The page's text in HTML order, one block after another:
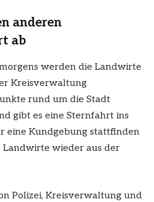
anderen
ab
werden die Landwirte
Kreisverwaltung
rund um die Stadt
gibt es eine Sternfahrt ins
eine Kundgebung stattfinden
Landwirte wieder aus der
Polizei, Kreisverwaltung und